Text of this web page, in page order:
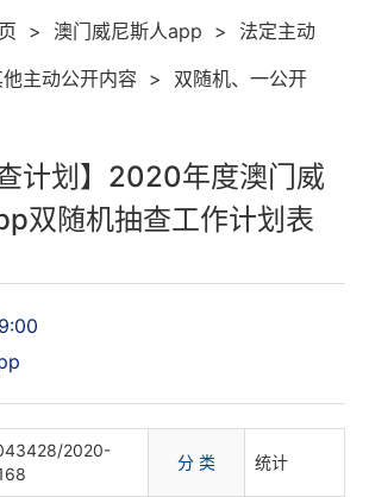
> 澳门威尼斯人app >
法定主动
主动公开内容 > 双随机、一公开
查计划】2020年度澳门威
双随机抽查工作计划表
2020-
分 类 统计